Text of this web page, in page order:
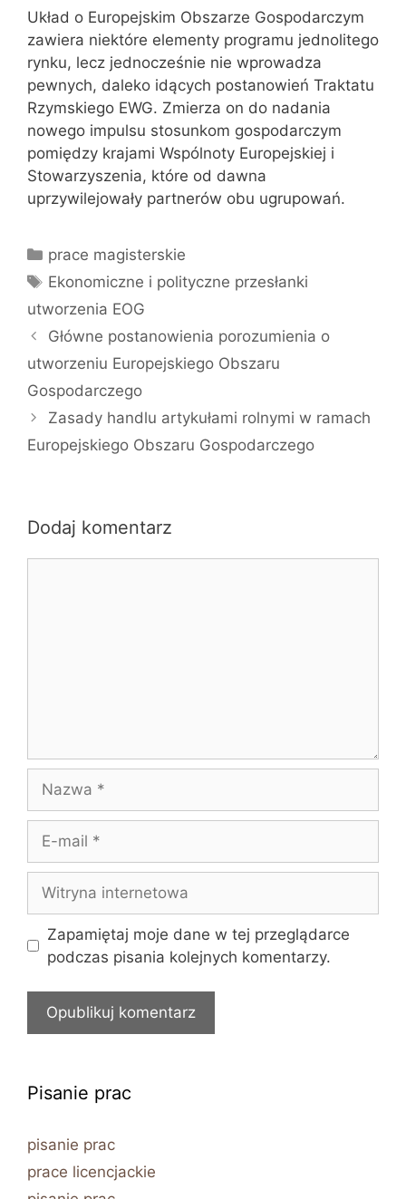
Układ o Europejskim Obszarze Gospodarczym
zawiera niektóre elementy programu jednolitego
rynku, lecz jednocześnie nie wprowadza
pewnych, daleko idących postanowień Traktatu
Rzymskiego EWG. Zmierza on do nadania
nowego impulsu stosunkom gospodarczym
pomiędzy krajami Wspólnoty Europejskiej i
Stowarzyszenia, które od dawna
uprzywilejowały partnerów obu ugrupowań.
Kategorie
prace magisterskie
Tagi
Ekonomiczne i polityczne przesłanki
utworzenia EOG
Główne postanowienia porozumienia o
utworzeniu Europejskiego Obszaru
Gospodarczego
Zasady handlu artykułami rolnymi w ramach
Europejskiego Obszaru Gospodarczego
Dodaj komentarz
mail
internetowa
Zapamiętaj moje dane w tej przeglądarce
podczas pisania kolejnych komentarzy.
Pisanie prac
pisanie prac
prace licencjackie